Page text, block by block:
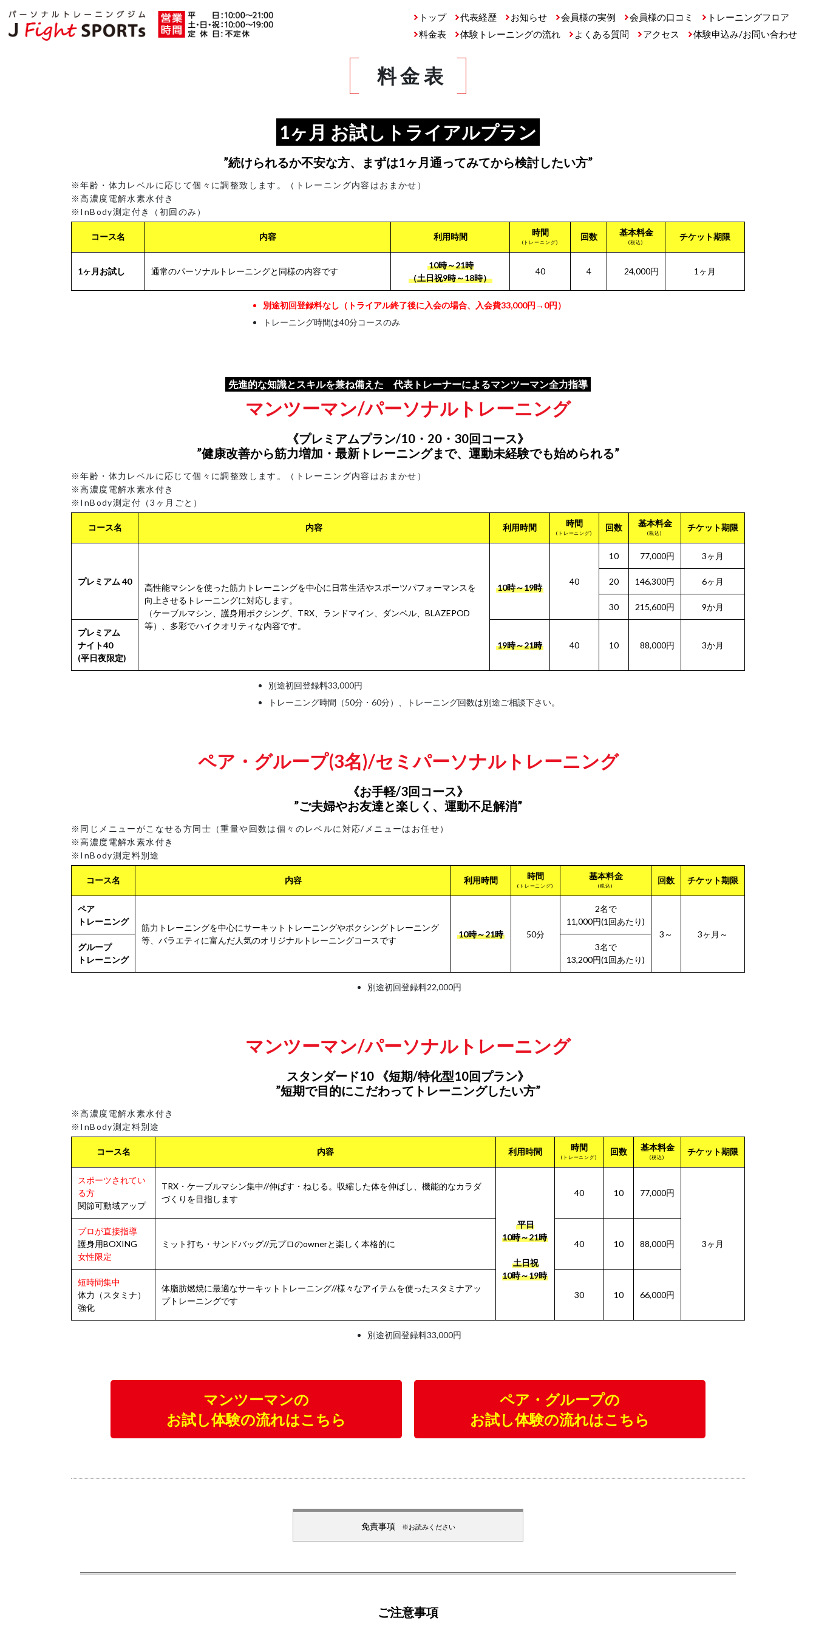
トップ 代表経歴 お知らせ 会員様の実例 会員様の口コミ
トレーニングフロア
料金表
体験トレーニングの流れ よくある質問 アクセス 体験申込み/お問い合わせ
料金表
1ヶ月 お試しトライアルプラン
”続けられるか不安な方、まずは1ヶ月通ってみてから検討したい方”
※年齢・体力レベルに応じて個々に調整致します。（トレーニング内容はおまかせ）
※高濃度電解水素水付き
※InBody測定付き（初回のみ）
コース名 内容 利用時間 時間
(トレーニング)
回数 基本料金
(税込)
チケット期限
1ヶ月お試し 通常のパーソナルトレーニングと同様の内容です
10時～21時
（土日祝9時～18時）
40 4 24,000円 1ヶ月
別途初回登録料なし（トライアル終了後に入会の場合、入会費33,000円→0円）
トレーニング時間は40分コースのみ
先進的な知識とスキルを兼ね備えた 代表トレーナーによるマンツーマン全力指導
マンツーマン/パーソナルトレーニング
《プレミアムプラン/10・20・30回コース》
”健康改善から筋力増加・最新トレーニングまで、運動未経験でも始められる”
※年齢・体力レベルに応じて個々に調整致します。（トレーニング内容はおまかせ）
※高濃度電解水素水付き
※InBody測定付（3ヶ月ごと）
コース名 内容 利用時間 時間
(トレーニング)
回数 基本料金
(税込)
チケット期限
プレミアム 40
高性能マシンを使った筋力トレーニングを中心に日常生活やスポーツパフォーマンスを
向上させるトレーニングに対応します。
（ケーブルマシン、護身用ボクシング、TRX、ランドマイン、ダンベル、BLAZEPOD
等）、多彩でハイクオリティな内容です。
10時～19時
40
10 77,000円 3ヶ月
20 146,300円 6ヶ月
30 215,600円 9か月
プレミアム
ナイト40
(平日夜限定)
19時～21時 40 10 88,000円 3か月
別途初回登録料33,000円
トレーニング時間（50分・60分）、トレーニング回数は別途ご相談下さい。
ペア・グループ(3名)/セミパーソナルトレーニング
《お手軽/3回コース》
”ご夫婦やお友達と楽しく、運動不足解消”
※同じメニューがこなせる方同士（重量や回数は個々のレベルに対応/メニューはお任せ）
※高濃度電解水素水付き
※InBody測定料別途
コース名 内容 利用時間 時間
(トレーニング)
基本料金
(税込)
回数 チケット期限
ペア
トレーニング
筋力トレーニングを中心にサーキットトレーニングやボクシングトレーニング
等、バラエティに富んだ人気のオリジナルトレーニングコースです
10時～21時 50分
2名で
11,000円(1回あたり)
3～
3ヶ月～
グループ
トレーニング
3名で
13,200円(1回あたり)
別途初回登録料22,000円
マンツーマン/パーソナルトレーニング
スタンダード10 《短期/特化型10回プラン》
”短期で目的にこだわってトレーニングしたい方”
※高濃度電解水素水付き
※InBody測定料別途
コース名 内容 利用時間 時間
(トレーニング)
回数 基本料金
(税込)
チケット期限
スポーツされてい
る方
関節可動域アップ
TRX・ケーブルマシン集中//伸ばす・ねじる。収縮した体を伸ばし、機能的なカラダ
づくりを目指します
平日
10時～21時
土日祝
10時～19時
40 10 77,000円
3ヶ月
プロが直接指導
護身用BOXING
女性限定
ミット打ち・サンドバッグ//元プロのownerと楽しく本格的に 40 10 88,000円
短時間集中
体力（スタミナ）
強化
体脂肪燃焼に最適なサーキットトレーニング//様々なアイテムを使ったスタミナアッ
プトレーニングです
30 10 66,000円
別途初回登録料33,000円
マンツーマンの
お試し体験の流れはこちら
ペア・グループの
お試し体験の流れはこちら
免責事項 ※お読みください
ごして頂くため、スタッフの判断によりセッション・施術途中で
当ホームページの記載内容に関しましては予告なしに変更・更新
されることがございます。
ご注意事項